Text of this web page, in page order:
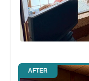
AFTER